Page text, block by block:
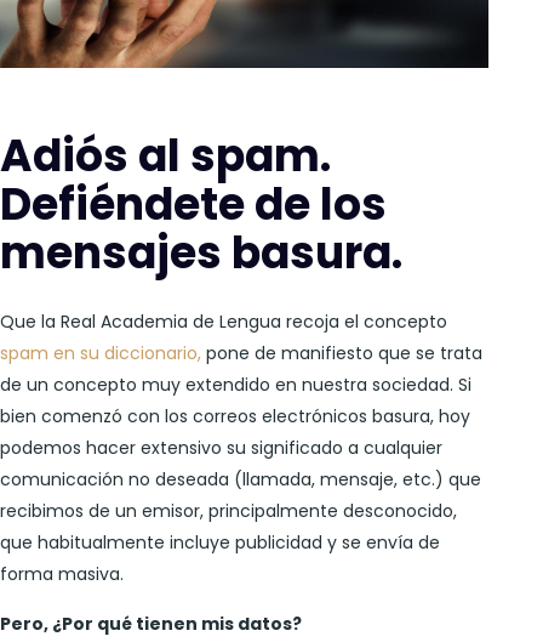
Adiós al spam.
Defiéndete de los
mensajes basura.
Que la Real Academia de Lengua recoja el concepto
spam en su diccionario, pone de manifiesto que se trata
de un concepto muy extendido en nuestra sociedad. Si
bien comenzó con los correos electrónicos basura, hoy
podemos hacer extensivo su significado a cualquier
comunicación no deseada (llamada, mensaje, etc.) que
recibimos de un emisor, principalmente desconocido,
que habitualmente incluye publicidad y se envía de
forma masiva.
Pero, ¿Por qué tienen mis datos?